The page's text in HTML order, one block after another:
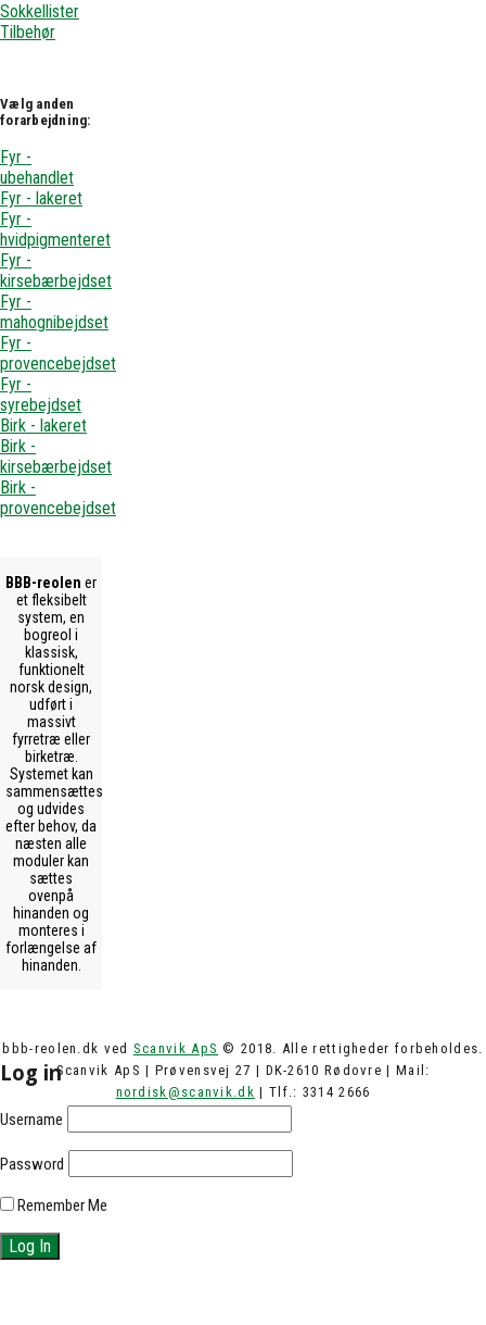
Sokkellister
Tilbehør
Vælg anden
forarbejdning:
Fyr -
ubehandlet
Fyr - lakeret
Fyr -
hvidpigmenteret
Fyr -
kirsebærbejdset
Fyr -
mahognibejdset
Fyr -
provencebejdset
Fyr -
syrebejdset
Birk - lakeret
Birk -
kirsebærbejdset
Birk -
provencebejdset
BBB-reolen er
et fleksibelt
system, en
bogreol i
klassisk,
funktionelt
norsk design,
udført i
massivt
fyrretræ eller
birketræ.
Systemet kan
sammensættes
og udvides
efter behov, da
næsten alle
moduler kan
sættes
ovenpå
hinanden og
monteres i
forlængelse af
hinanden.
bbb-reolen.dk ved Scanvik ApS © 2018. Alle rettigheder forbeholdes.
Scanvik ApS | Prøvensvej 27 | DK-2610 Rødovre | Mail:
nordisk@scanvik.dk | Tlf.: 3314 2666
Log in
Username
Password
Remember Me